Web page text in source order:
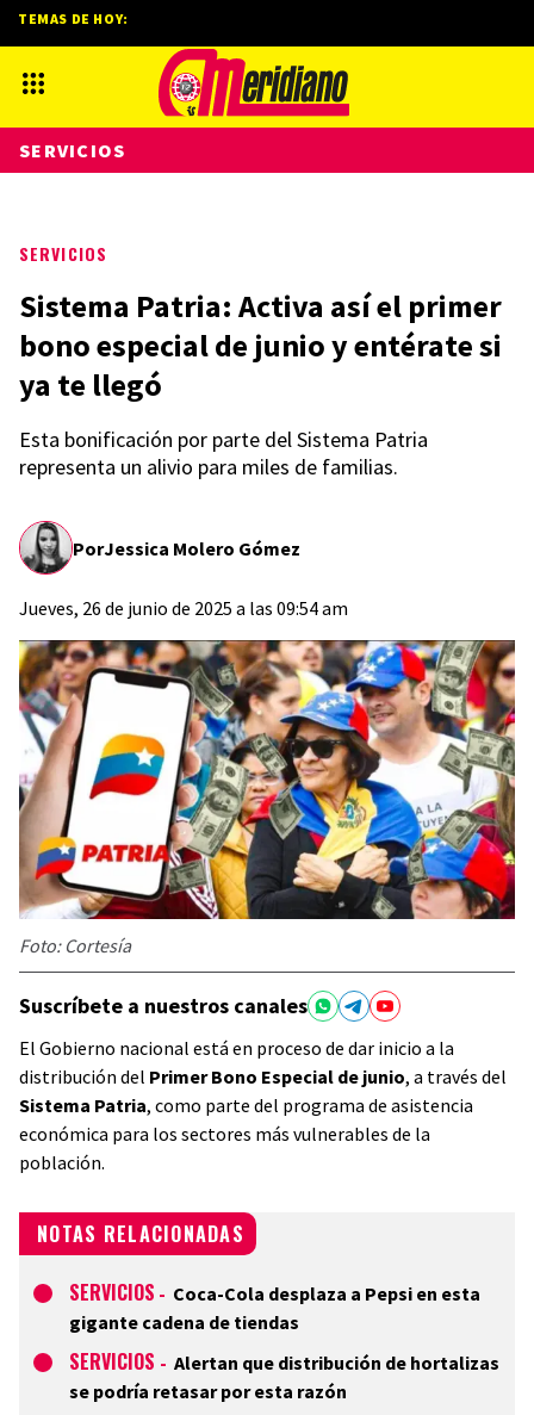
SERVICIOS
Sistema Patria: Activa así el primer
bono especial de junio y entérate si
ya te llegó
Esta bonificación por parte del Sistema Patria
representa un alivio para miles de familias.
PorJessica Molero Gómez
Jueves, 26 de junio de 2025 a las 09:54 am
Foto: Cortesía
Suscríbete a nuestros canales
El Gobierno nacional está en proceso de dar inicio a la
distribución del Primer Bono Especial de junio, a través del
Sistema Patria, como parte del programa de asistencia
económica para los sectores más vulnerables de la
población.
NOTAS RELACIONADAS
SERVICIOS - Coca-Cola desplaza a Pepsi en esta
gigante cadena de tiendas
SERVICIOS - Alertan que distribución de hortalizas
se podría retasar por esta razón
TEMAS DE HOY:
SERVICIOS